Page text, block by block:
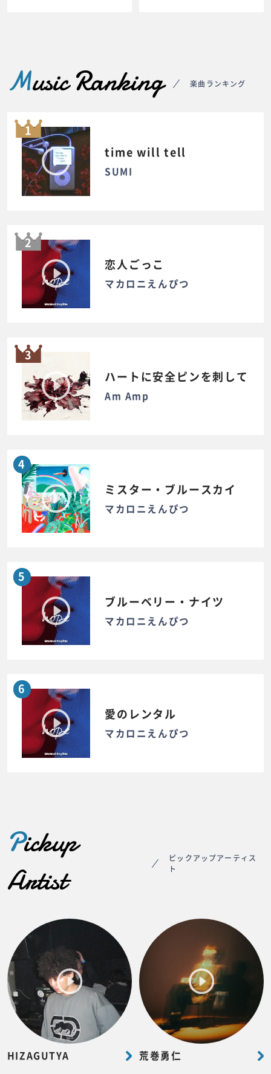
Music Ranking 楽曲ランキング
1
time will tell
SUMI
2
恋人ごっこ
マカロニえんぴつ
3
ハートに安全ピンを刺して
Am Amp
4
ミスター・ブルースカイ
マカロニえんぴつ
5
ブルーベリー・ナイツ
マカロニえんぴつ
6
愛のレンタル
マカロニえんぴつ
Pickup
Artist
ピックアップアーティス
ト
HIZAGUTYA 荒巻勇仁